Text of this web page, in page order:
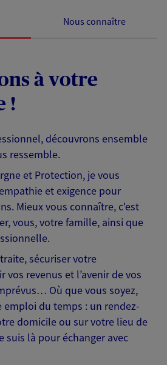
Nous connaître
à votre
!
découvrons ensemble
ressemble.
et Protection, je vous
et exigence pour
Mieux vous connaître, c'est
vous, votre famille, ainsi que
sécuriser votre
vos revenus et l’avenir de vos
Où que vous soyez,
emploi du temps : un rendez-
domicile ou sur votre lieu de
suis là pour échanger avec